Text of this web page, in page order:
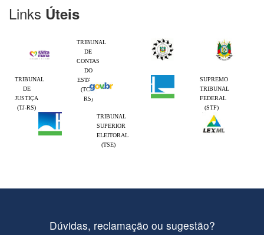
Links Úteis
TRIBUNAL
DE
CONTAS
DO
ESTADO
(TCE-
RS)
TRIBUNAL
DE
JUSTIÇA
(TJ-RS)
SUPREMO
TRIBUNAL
FEDERAL
(STF)
TRIBUNAL
SUPERIOR
ELEITORAL
(TSE)
Dúvidas, reclamação ou sugestão?